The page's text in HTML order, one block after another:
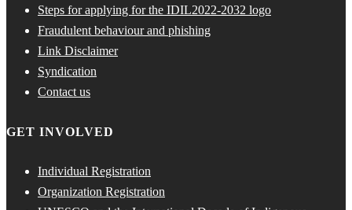
Steps for applying for the IDIL2022-2032 logo
Fraudulent behaviour and phishing
Link Disclaimer
Syndication
Contact us
GET INVOLVED
Individual Registration
Organization Registration